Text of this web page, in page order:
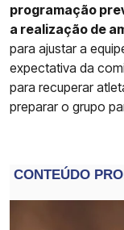
programação
a realização de
para ajustar a
expectativa da
para recuperar
preparar o grupo